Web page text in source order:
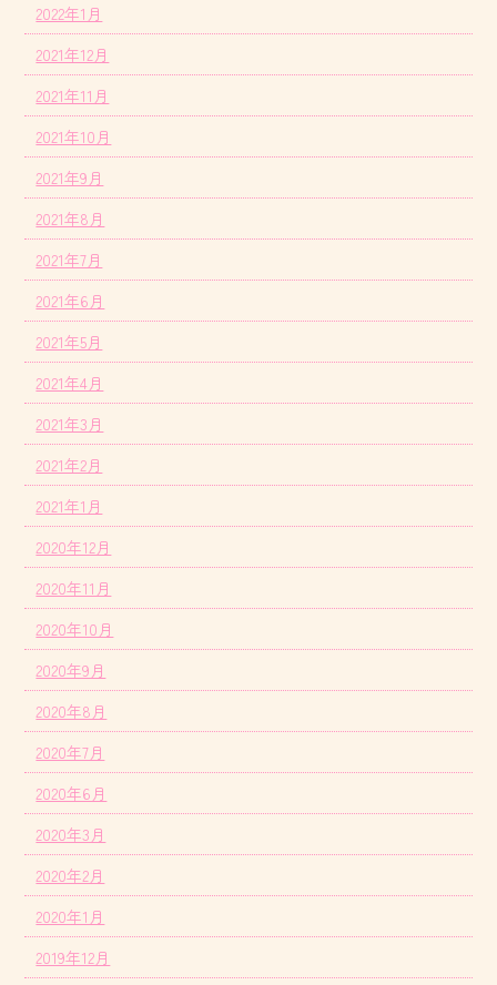
2022年1月
2021年12月
2021年11月
2021年10月
2021年9月
2021年8月
2021年7月
2021年6月
2021年5月
2021年4月
2021年3月
2021年2月
2021年1月
2020年12月
2020年11月
2020年10月
2020年9月
2020年8月
2020年7月
2020年6月
2020年3月
2020年2月
2020年1月
2019年12月